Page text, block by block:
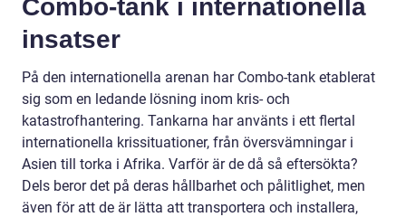
Combo-tank i internationella
insatser
På den internationella arenan har Combo-tank etablerat
sig som en ledande lösning inom kris- och
katastrofhantering. Tankarna har använts i ett flertal
internationella krissituationer, från översvämningar i
Asien till torka i Afrika. Varför är de då så eftersökta?
Dels beror det på deras hållbarhet och pålitlighet, men
även för att de är lätta att transportera och installera,